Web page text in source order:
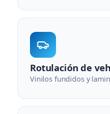
Rotulación de
Vinilos fundidos y